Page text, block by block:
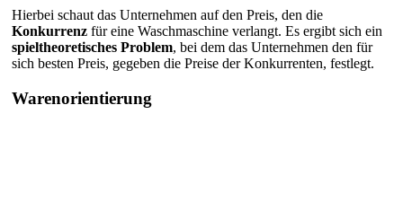
Hierbei schaut das Unternehmen auf den Preis, den die
Konkurrenz für eine Waschmaschine verlangt. Es ergibt sich ein
spieltheoretisches Problem, bei dem das Unternehmen den für
sich besten Preis, gegeben die Preise der Konkurrenten, festlegt.
Warenorientierung